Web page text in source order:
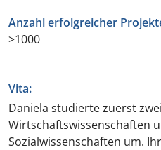
Anzahl erfolgreicher
>1000
Vita:
Daniela studierte zuerst
Wirtschaftswissenschaften
Sozialwissenschaften um.